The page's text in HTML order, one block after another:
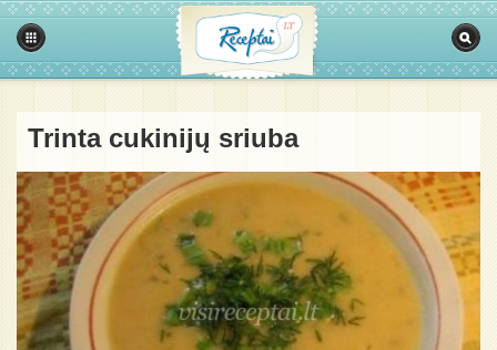
Trinta cukinijų sriuba